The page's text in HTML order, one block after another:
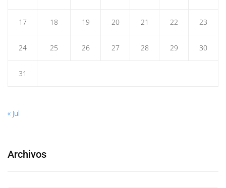
17 18 19 20 21 22 23
24 25 26 27 28 29 30
31
« Jul
Archivos